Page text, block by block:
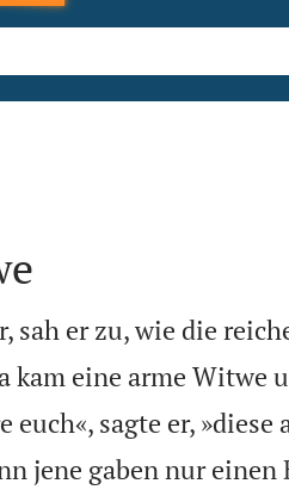
sah er zu, wie die
kam eine arme Witwe
euch«, sagte er,
jene gaben nur